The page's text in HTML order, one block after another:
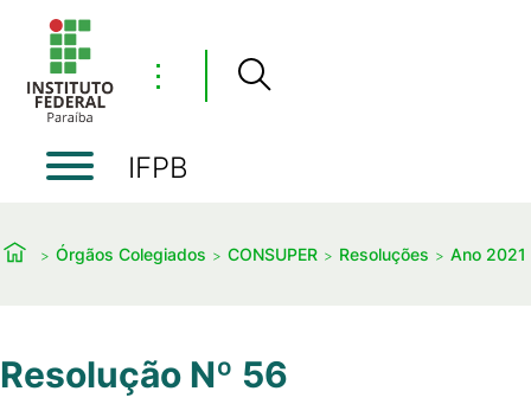
⋮
IFPB
Órgãos Colegiados CONSUPER Resoluções Ano 2021
Resolução Nº 56